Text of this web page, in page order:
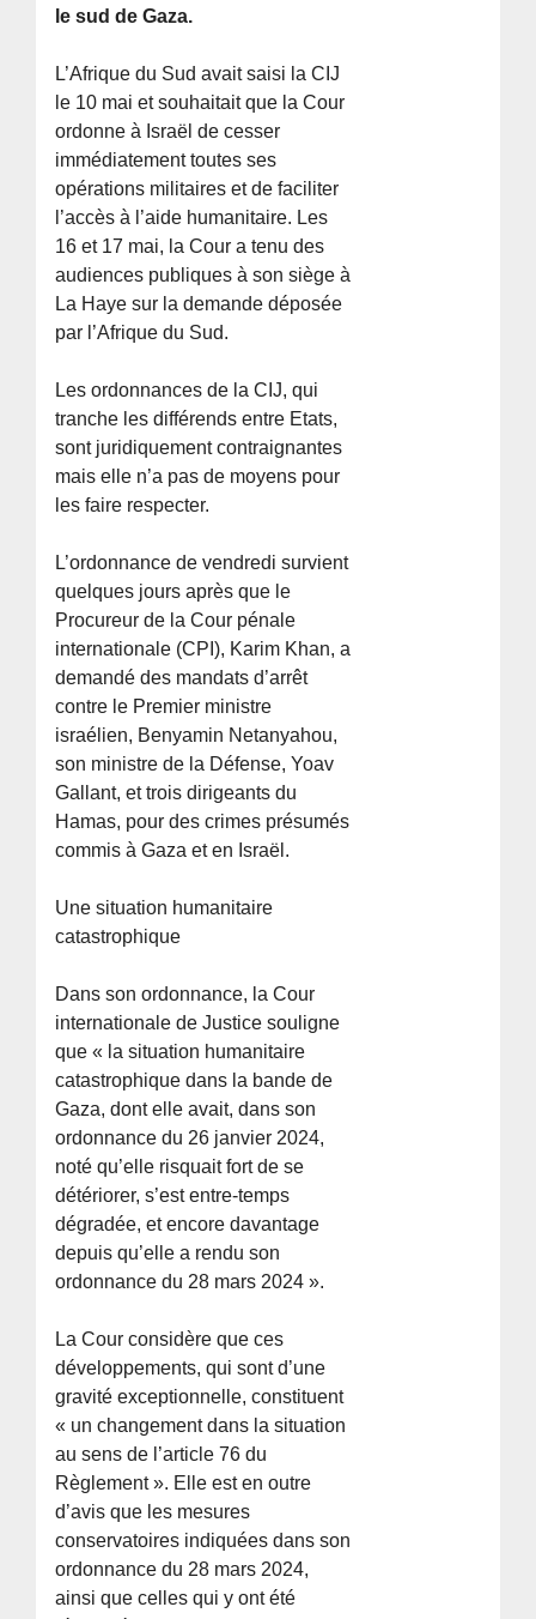
le sud de Gaza.
L’Afrique du Sud avait saisi la CIJ
le 10 mai et souhaitait que la Cour
ordonne à Israël de cesser
immédiatement toutes ses
opérations militaires et de faciliter
l’accès à l’aide humanitaire. Les
16 et 17 mai, la Cour a tenu des
audiences publiques à son siège à
La Haye sur la demande déposée
par l’Afrique du Sud.
Les ordonnances de la CIJ, qui
tranche les différends entre Etats,
sont juridiquement contraignantes
mais elle n’a pas de moyens pour
les faire respecter.
L’ordonnance de vendredi survient
quelques jours après que le
Procureur de la Cour pénale
internationale (CPI), Karim Khan, a
demandé des mandats d’arrêt
contre le Premier ministre
israélien, Benyamin Netanyahou,
son ministre de la Défense, Yoav
Gallant, et trois dirigeants du
Hamas, pour des crimes présumés
commis à Gaza et en Israël.
Une situation humanitaire
catastrophique
Dans son ordonnance, la Cour
internationale de Justice souligne
que « la situation humanitaire
catastrophique dans la bande de
Gaza, dont elle avait, dans son
ordonnance du 26 janvier 2024,
noté qu’elle risquait fort de se
détériorer, s’est entre-temps
dégradée, et encore davantage
depuis qu’elle a rendu son
ordonnance du 28 mars 2024 ».
La Cour considère que ces
développements, qui sont d’une
gravité exceptionnelle, constituent
« un changement dans la situation
au sens de l’article 76 du
Règlement ». Elle est en outre
d’avis que les mesures
conservatoires indiquées dans son
ordonnance du 28 mars 2024,
ainsi que celles qui y ont été